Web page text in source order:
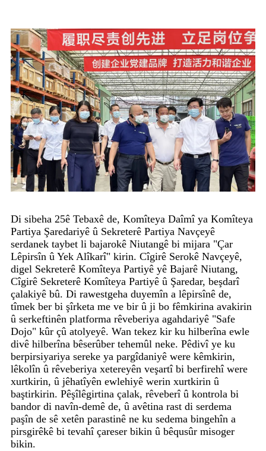
Di sibeha 25ê Tebaxê de, Komîteya Daîmî ya Komîteya
Partiya Şaredariyê û Sekreterê Partiya Navçeyê
serdanek taybet li bajarokê Niutangê bi mijara "Çar
Lêpirsîn û Yek Alîkarî" kirin. Cîgirê Serokê Navçeyê,
digel Sekreterê Komîteya Partiyê yê Bajarê Niutang,
Cîgirê Sekreterê Komîteya Partiyê û Şaredar, beşdarî
çalakiyê bû. Di rawestgeha duyemîn a lêpirsînê de,
tîmek ber bi şîrketa me ve bir û ji bo fêmkirina avakirin
û serkeftinên platforma rêveberiya agahdariyê "Safe
Dojo" kûr çû atolyeyê. Wan tekez kir ku hilberîna ewle
divê hilberîna bêserûber tehemûl neke. Pêdivî ye ku
berpirsiyariya sereke ya pargîdaniyê were kêmkirin,
lêkolîn û rêveberiya xetereyên veşartî bi berfirehî were
xurtkirin, û jêhatîyên ewlehiyê werin xurtkirin û
baştirkirin. Pêşîlêgirtina çalak, rêveberî û kontrola bi
bandor di navîn-demê de, û avêtina rast di serdema
paşîn de sê xetên parastinê ne ku sedema bingehîn a
pirsgirêkê bi tevahî çareser bikin û bêqusûr misoger
bikin.